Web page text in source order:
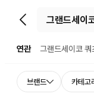
뒤로가기
연관 그랜드세이코 쿼
브랜드 카테고